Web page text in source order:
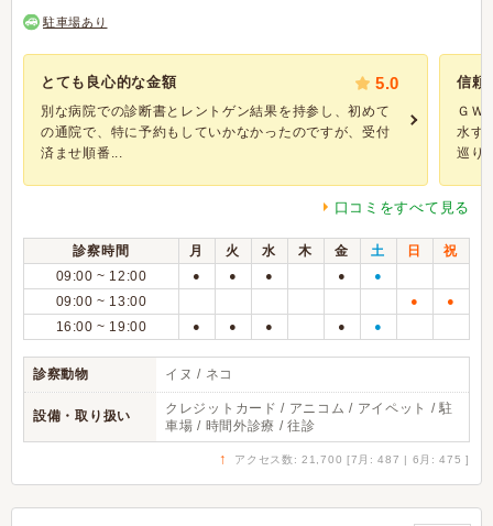
駐車場あり
とても良心的な金額 5.0
別な病院での診断書とレントゲン結果を持参し、初めて
の通院で、特に予約もしていかなかったのですが、受付
済ませ順番...
信頼
ＧＷ
水す
巡り
口コミをすべて見る
診察時間 月 火 水 木 金 土 日
祝
09:00 ~ 12:00
● ● ● ● ●
09:00 ~ 13:00 ● ●
16:00 ~ 19:00 ● ● ● ● ●
診察動物 イヌ / ネコ
設備・取り扱い
クレジットカード / アニコム / アイペット / 駐
車場 / 時間外診療 / 往診
↑ アクセス数: 21,700 [7月: 487 | 6月: 475 ]